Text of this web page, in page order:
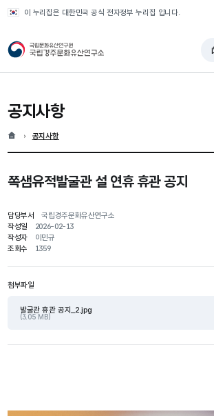
이 누리집은 대한민국 공식 전자정부 누리집 입니다.
국가유산청 국립경주문화유산연구
공지사항
홈 현재 위치
공지사항
쪽샘유적발굴관 설 연휴 휴관 공지
담당부서
국립경주문화유산연구소
작성일
2026-02-13
작성자
이민규
조회수
1359
첨부파일
발굴관 휴관 공지_2.jpg
(3.05 MB)